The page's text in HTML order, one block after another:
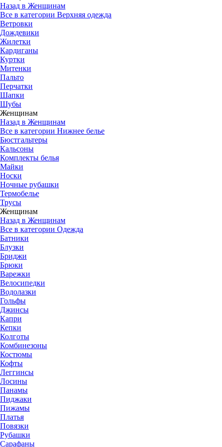
Назад в Женщинам
Все в категории Верхняя одежда
Ветровки
Дождевики
Жилетки
Кардиганы
Куртки
Митенки
Пальто
Перчатки
Шапки
Шубы
Женщинам
Назад в Женщинам
Все в категории Нижнее белье
Бюстгальтеры
Кальсоны
Комплекты белья
Майки
Носки
Ночные рубашки
Термобелье
Трусы
Женщинам
Назад в Женщинам
Все в категории Одежда
Батники
Блузки
Бриджи
Брюки
Варежки
Велосипедки
Водолазки
Гольфы
Джинсы
Капри
Кепки
Колготы
Комбинезоны
Костюмы
Кофты
Леггинсы
Лосины
Панамы
Пиджаки
Пижамы
Платья
Повязки
Рубашки
Сарафаны